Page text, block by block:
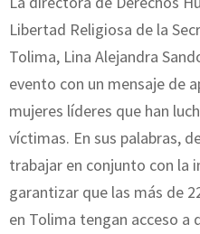
Libertad Religiosa de la
Tolima, Lina Alejandra
evento con un mensaje de
mujeres líderes que han
víctimas. En sus palabras,
trabajar en conjunto con la
garantizar que las más de
en Tolima tengan acceso a